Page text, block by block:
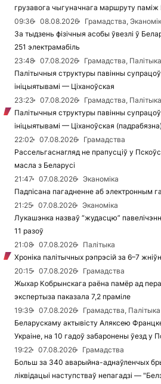
грузавога чыгуначнага маршруту паміж
09:36
08.08.2026
Грамадства,
За тыдзень фізічныя асобы ўвезлі ў
251 электрамабіль
23:48
07.08.2026
Грамадства, Палітыка
Палітычныя структуры павінны
ініцыятывамі — Ціханоўская
23:23
07.08.2026
Грамадства, Палітыка
Палітычныя структуры павінны
ініцыятывамі — Ціханоўская (падрабязна)
22:02
07.08.2026
Грамадства
Рассельгаснагляд не прапусціў у
масла з Беларусі
21:47
07.08.2026
Эканоміка
Падпісана пагадненне аб электронным
21:25
07.08.2026
Эканоміка
Лукашэнка назваў “жудасцю”
11 разоў
21:08
07.08.2026
Палітыка
Хроніка палітычных рэпрэсій за 6–7
20:15
07.08.2026
Грамадства
Жыхар Кобрынскага раёна памёр ад
экспертыза паказала 7,2 праміле
19:39
07.08.2026
Грамадства, Палітыка
Беларускаму актывісту Аляксею
Украіне, на 10 гадоў забаронены ўезд у
19:22
07.08.2026
Грамадства
Больш за 340 аварыйна-аднаўленчых
ліквідацыі наступстваў непагадзі —